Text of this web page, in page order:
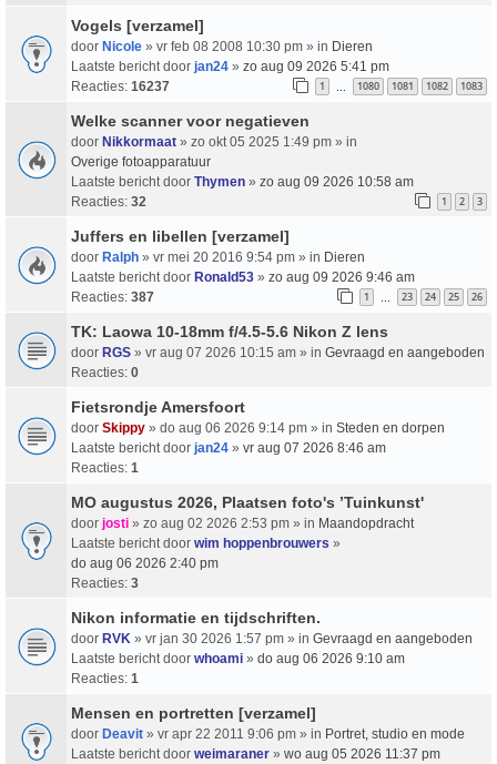
Vogels [verzamel]
door Nicole » vr feb 08 2008 10:30 pm » in Dieren
Laatste bericht door jan24 » zo aug 09 2026 5:41 pm
Reacties: 16237 1 … 1080 1081 1082 1083
Welke scanner voor negatieven
door Nikkormaat » zo okt 05 2025 1:49 pm » in
Overige fotoapparatuur
Laatste bericht door Thymen » zo aug 09 2026 10:58 am
Reacties: 32 1 2 3
Juffers en libellen [verzamel]
door Ralph » vr mei 20 2016 9:54 pm » in Dieren
Laatste bericht door Ronald53 » zo aug 09 2026 9:46 am
Reacties: 387 1 … 23 24 25 26
TK: Laowa 10-18mm f/4.5-5.6 Nikon Z lens
door RGS » vr aug 07 2026 10:15 am » in Gevraagd en aangeboden
Reacties: 0
Fietsrondje Amersfoort
door Skippy » do aug 06 2026 9:14 pm » in Steden en dorpen
Laatste bericht door jan24 » vr aug 07 2026 8:46 am
Reacties: 1
MO augustus 2026, Plaatsen foto's ’Tuinkunst'
door josti » zo aug 02 2026 2:53 pm » in Maandopdracht
Laatste bericht door wim hoppenbrouwers »
do aug 06 2026 2:40 pm
Reacties: 3
Nikon informatie en tijdschriften.
door RVK » vr jan 30 2026 1:57 pm » in Gevraagd en aangeboden
Laatste bericht door whoami » do aug 06 2026 9:10 am
Reacties: 1
Mensen en portretten [verzamel]
door Deavit » vr apr 22 2011 9:06 pm » in Portret, studio en mode
Laatste bericht door weimaraner » wo aug 05 2026 11:37 pm